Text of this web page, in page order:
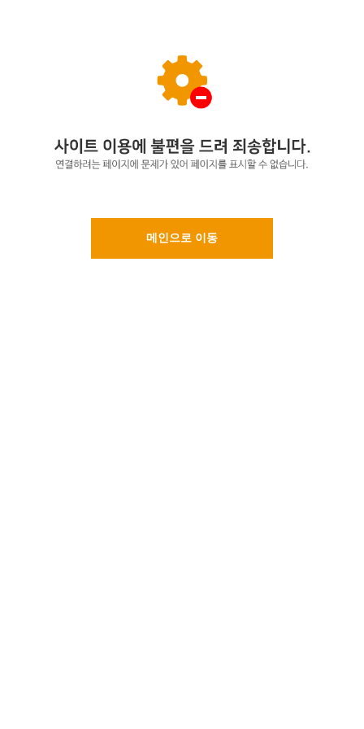
메인으로 이동